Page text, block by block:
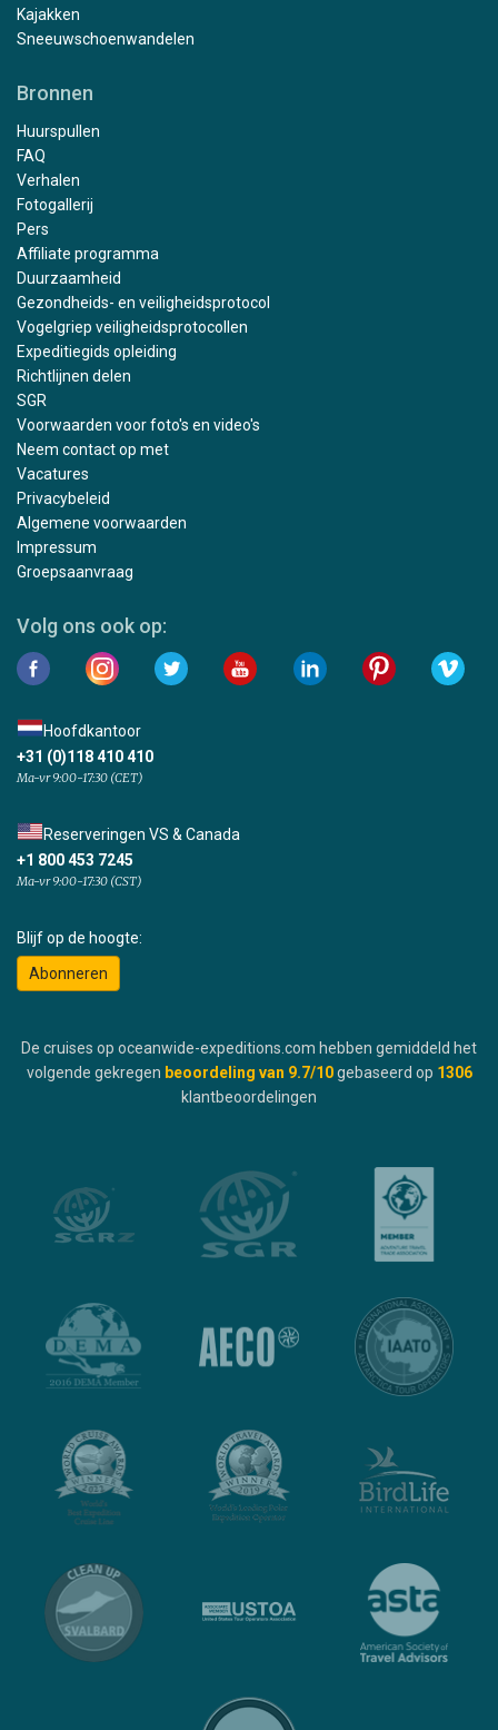
Kajakken
Sneeuwschoenwandelen
Bronnen
Huurspullen
FAQ
Verhalen
Fotogallerij
Pers
Affiliate programma
Duurzaamheid
Gezondheids- en veiligheidsprotocol
Vogelgriep veiligheidsprotocollen
Expeditiegids opleiding
Richtlijnen delen
SGR
Voorwaarden voor foto's en video's
Neem contact op met
Vacatures
Privacybeleid
Algemene voorwaarden
Impressum
Groepsaanvraag
Volg ons ook op:
Hoofdkantoor
+31 (0)118 410 410
Ma-vr 9:00-17:30 (CET)
Reserveringen VS & Canada
+1 800 453 7245
Ma-vr 9:00-17:30 (CST)
Blijf op de hoogte:
Abonneren
De cruises op oceanwide-expeditions.com hebben gemiddeld het
volgende gekregen beoordeling van 9.7/10 gebaseerd op 1306
klantbeoordelingen